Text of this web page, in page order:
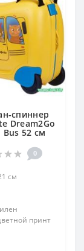
спиннер
Dream2Go
Bus 52 см
0
см
принт